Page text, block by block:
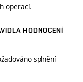
operací.
HODNOCENÍ
splnění